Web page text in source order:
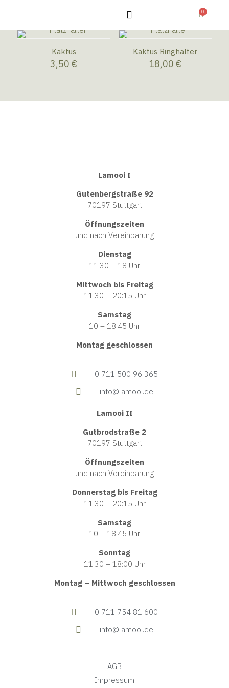
0
Kaktus
3,50 €
Kaktus Ringhalter
18,00 €
Lamooi I
Gutenbergstraße 92
70197 Stuttgart
Öffnungszeiten
und nach Vereinbarung
Dienstag
11:30 – 18 Uhr
Mittwoch bis Freitag
11:30 – 20:15 Uhr
Samstag
10 – 18:45 Uhr
Montag geschlossen
0 711 500 96 365
info@lamooi.de
Lamooi II
Gutbrodstraße 2
70197 Stuttgart
Öffnungszeiten
und nach Vereinbarung
Donnerstag bis Freitag
11:30 – 20:15 Uhr
Samstag
10 – 18:45 Uhr
Sonntag
11:30 – 18:00 Uhr
Montag – Mittwoch geschlossen
0 711 754 81 600
info@lamooi.de
AGB
Impressum